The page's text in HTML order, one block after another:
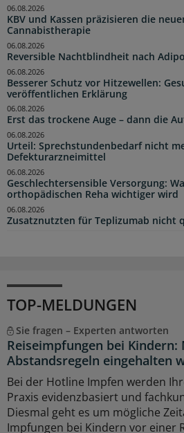
KBV und Kassen präzisieren die
Cannabistherapie
06.08.2026
Reversible Nachtblindheit nach
06.08.2026
Besserer Schutz vor Hitzewellen:
veröffentlichen Erklärung
06.08.2026
Erst das trockene Auge – dann die
06.08.2026
Urteil: Sprechstundenbedarf nicht
Defekturarzneimittel
06.08.2026
Geschlechtersensible Versorgung:
orthopädischen Reha wichtiger wird
06.08.2026
Zusatznutzten für Teplizumab nicht
06.08.2026
TOP-MELDUNGEN
Sie fragen – Experten antworten
Reiseimpfungen bei Kindern:
Abstandsregeln eingehalten
Bei der Hotline Impfen werden
Praxis evidenzbasiert und
Diesmal geht es um mögliche
Impfungen bei Kindern vor einer